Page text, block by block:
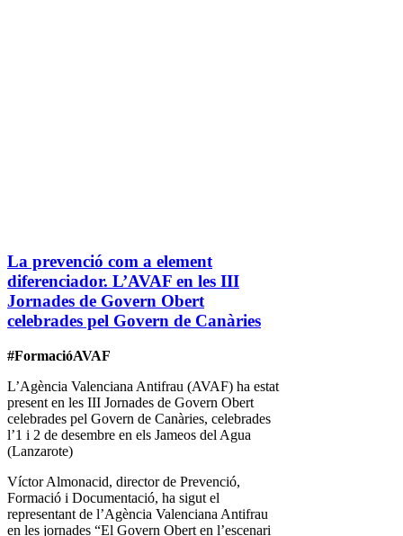
La prevenció com a element
diferenciador. L’AVAF en les III
Jornades de Govern Obert
celebrades pel Govern de Canàries
#FormacióAVAF
L’Agència Valenciana Antifrau (AVAF) ha estat
present en les III Jornades de Govern Obert
celebrades pel Govern de Canàries, celebrades
l’1 i 2 de desembre en els Jameos del Agua
(Lanzarote)
Víctor Almonacid, director de Prevenció,
Formació i Documentació, ha sigut el
representant de l’Agència Valenciana Antifrau
en les jornades “El Govern Obert en l’escenari